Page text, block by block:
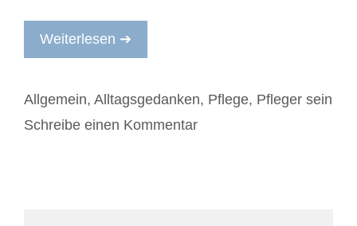
Weiterlesen ➔
Kategorien
Allgemein, Alltagsgedanken, Pflege, Pfleger sein
Schreibe einen Kommentar